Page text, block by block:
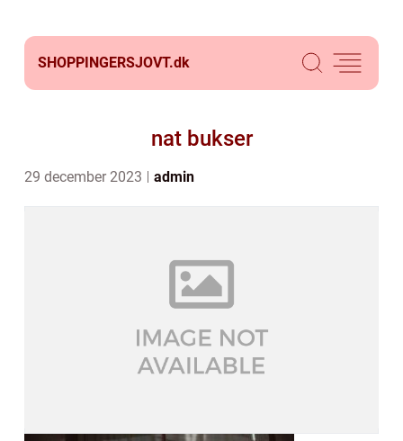
SHOPPINGERSJOVT.dk
nat bukser
29 december 2023 admin